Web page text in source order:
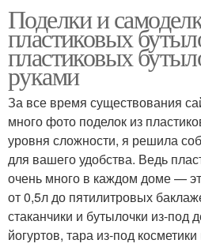
Поделки и
пластиковых
пластиковых
руками
За все время существования
много фото поделок из
уровня сложности, я решила
для вашего удобства. Ведь
очень много в каждом доме —
от 0,5л до пятилитровых
стаканчики и бутылочки из-под
йогуртов, тара из-под